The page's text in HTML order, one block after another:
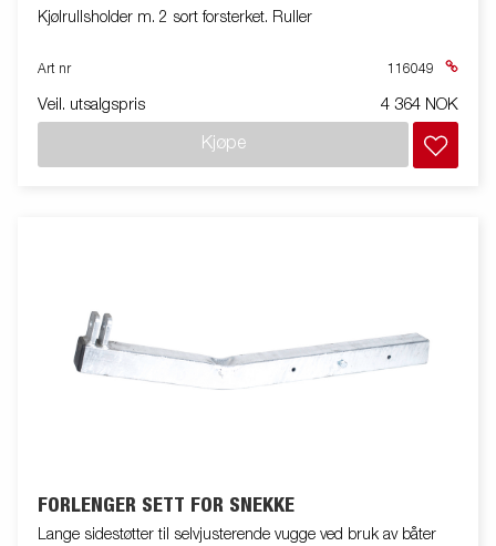
Kjølrullsholder m. 2 sort forsterket. Ruller
Art nr 116049
Veil. utsalgspris 4 364 NOK
Kjøpe
FORLENGER SETT FOR SNEKKE
Lange sidestøtter til selvjusterende vugge ved bruk av båter